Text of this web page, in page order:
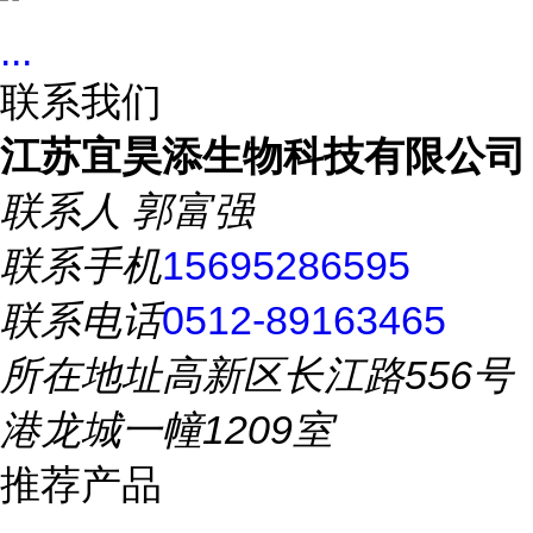
...
联系我们
江苏宜昊添生物科技有限公司
联系人 郭富强
联系手机15695286595
联系电话0512-89163465
所在地址高新区长江路556号
港龙城一幢1209室
推荐产品